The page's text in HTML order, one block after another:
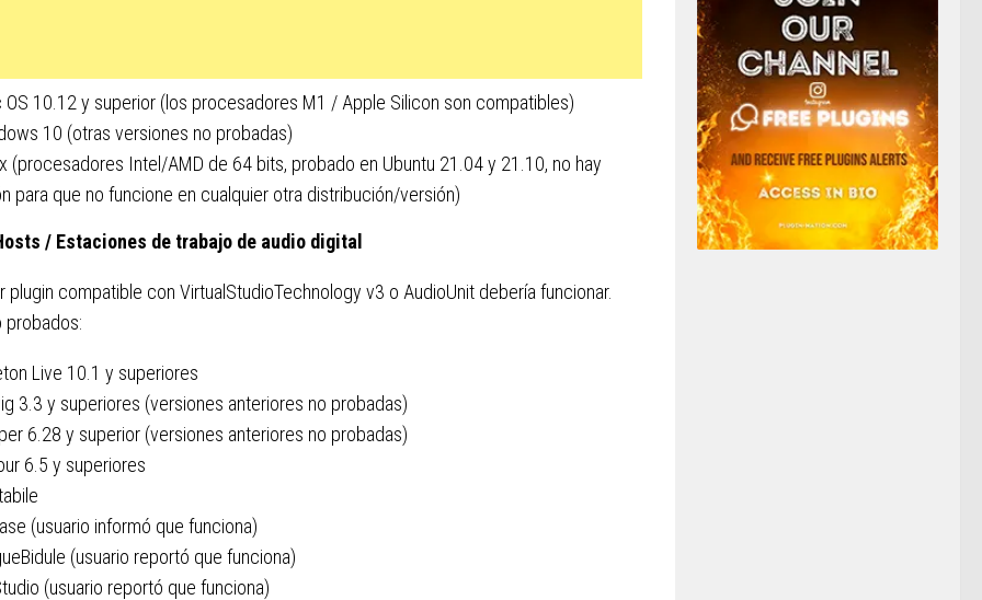
OS 10.12 y superior (los procesadores M1 / Apple Silicon son compatibles)
10 (otras versiones no probadas)
(procesadores Intel/AMD de 64 bits, probado en Ubuntu 21.04 y 21.10, no hay
para que no funcione en cualquier otra distribución/versión)
/ Estaciones de trabajo de audio digital
plugin compatible con VirtualStudioTechnology v3 o AudioUnit debería funcionar.
probados:
Live 10.1 y superiores
3.3 y superiores (versiones anteriores no probadas)
6.28 y superior (versiones anteriores no probadas)
6.5 y superiores
(usuario informó que funciona)
(usuario reportó que funciona)
(usuario reportó que funciona)